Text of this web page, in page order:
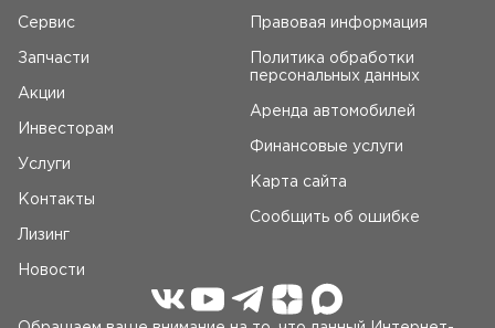
Сервис
Запчасти
Акции
Инвесторам
Услуги
Контакты
Лизинг
Новости
Правовая информация
Политика обработки
персональных данных
Аренда автомобилей
Финансовые услуги
Карта сайта
Сообщить об ошибке